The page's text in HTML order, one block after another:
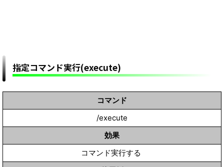
指定コマンド実行(execute)
コマンド
/execute
効果
コマンド実行する